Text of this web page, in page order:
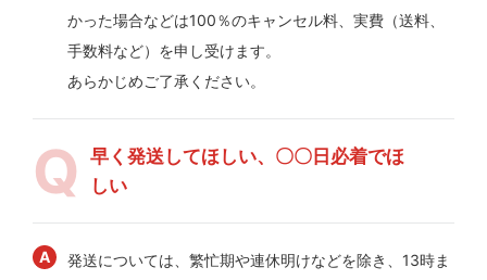
かった場合などは100％のキャンセル料、実費（送料、
手数料など）を申し受けます。
あらかじめご了承ください。
早く発送してほしい、〇〇日必着でほ
しい
発送については、繁忙期や連休明けなどを除き、13時ま